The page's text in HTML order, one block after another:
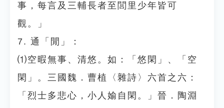
事，每言及三輔長者至閭里少年皆可
觀。」
7. 通「閒」：
⑴空暇無事、清悠。如：「悠閑」、「空
閑」。三國魏．曹植〈雜詩〉六首之六：
「烈士多悲心，小人媮自閑。」晉．陶淵